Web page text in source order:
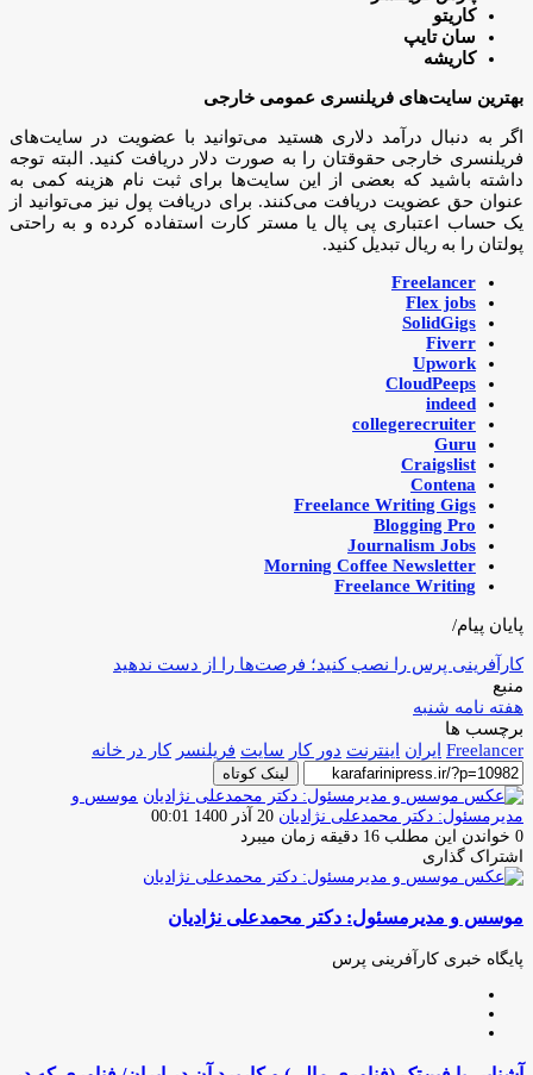
کاریتو
سان تایپ
کاریشه
بهترین سایت‌های فریلنسری عمومی خارجی
اگر به دنبال درآمد دلاری هستید می‌توانید با عضویت در سایت‌های
فریلنسری خارجی حقوقتان را به صورت دلار دریافت کنید. البته توجه
داشته باشید که بعضی از این سایت‌ها برای ثبت نام هزینه کمی به
عنوان حق عضویت دریافت می‌کنند. برای دریافت پول نیز می‌توانید از
یک حساب اعتباری پی پال یا مستر کارت استفاده کرده و به راحتی
پولتان را به ریال تبدیل کنید.
Freelancer
Flex jobs
SolidGigs
Fiverr
Upwork
CloudPeeps
indeed
collegerecruiter
Guru
Craigslist
Contena
Freelance Writing Gigs
Blogging Pro
Journalism Jobs
Morning Coffee Newsletter
Freelance Writing
پایان پیام/
کارآفرینی پرس را نصب کنید؛ فرصت‌ها را از دست ندهید
منبع
هفته نامه شنبه
برچسب ها
Freelancer ایران اینترنت دور کار سایت فریلنسر کار در خانه
لینک کوتاه
موسس و
مدیرمسئول: دکتر محمدعلی نژادیان ارسال
ایمیل
20 آذر 1400 00:01
0 خواندن این مطلب 16 دقیقه زمان میبرد
اشتراک گذاری
فیس
توئیتر
لینکدین
واتس
تلگرام
اشتراک
از
ایمیل
چاپ
موسس و مدیرمسئول: دکتر محمدعلی نژادیان
پایگاه خبری کارآفرینی پرس